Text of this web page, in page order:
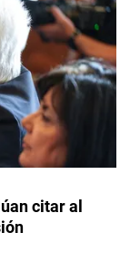
citar al